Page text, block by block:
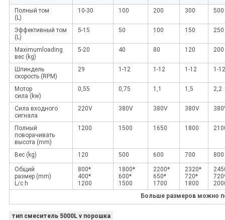
Полный том
(L)
10-30 100 200 300 500
Эффективный том
(L)
5-15 50 100 150 250
Maximumloading
вес (kg)
5-20 40 80 120 200
Шпиндель
скорость (RPM)
29 1-12 1-12 1-12 1-12
Мотор
сила (kw)
0,55 0,75 1,1 1,5 2,2
Сила входного
сигнала
220V 380V 380V 380V
Полный
поворачивать
высота (mm)
1200 1500 1650 1800
Вес (kg) 120 500 600 700 800
Общий
размер (mm)
L/с h
800*
400*
1200
1800*
600*
1500
2200*
650*
1700
2320*
720*
1800
Больше размеров можно
тип смеситель 5000L v порошка